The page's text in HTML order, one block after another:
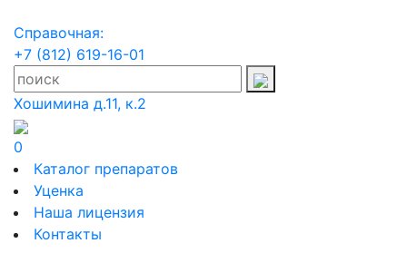
Справочная:
+7 (812) 619-16-01
Хошимина д.11, к.2
0
Каталог препаратов
Уценка
Наша лицензия
Контакты